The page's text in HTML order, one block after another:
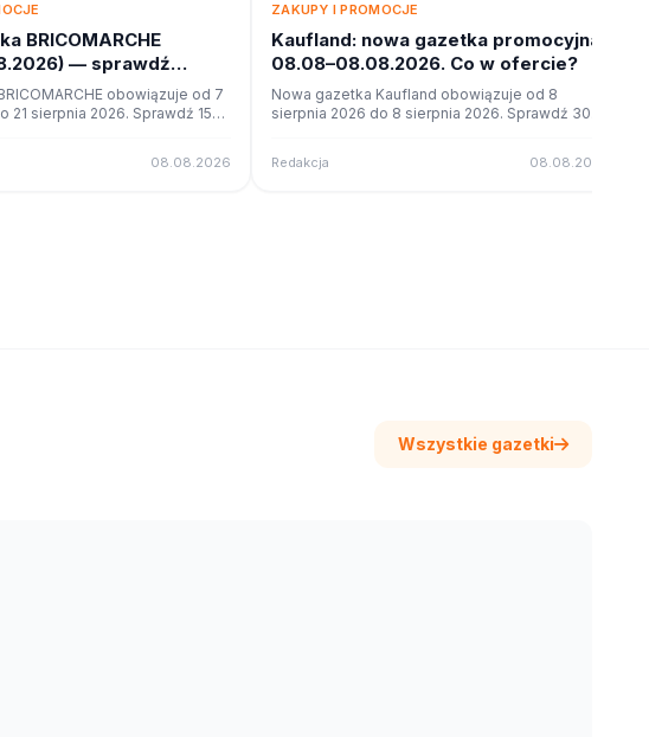
BRICOMARCHE
— sprawdź
obowiązuje od 7
21 sierpnia 2026. Sprawdź 15
08.08.2026
ZAKUPY I PROMOCJE
Kaufland: nowa gazetka promocyjna
08.08–08.08.2026. Co w ofercie?
Nowa gazetka Kaufland obowiązuje od 8
sierpnia 2026 do 8 sierpnia 2026. Sprawdź 30
Redakcja 08.08.2026
Wszystkie gazetki